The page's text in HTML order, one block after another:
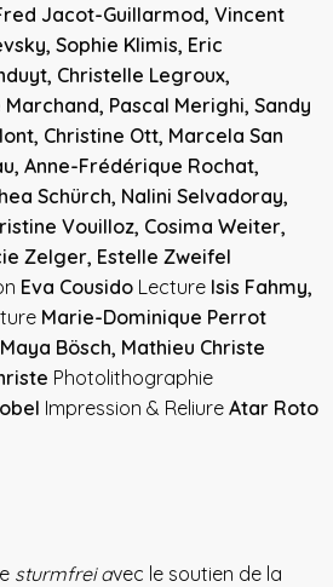
Jacot-Guillarmod, Vincent
Sophie Klimis, Eric
Christelle Legroux,
Pascal Merighi, Sandy
Christine Ott, Marcela San
Anne-Frédérique Rochat,
Schürch, Nalini Selvadoray,
Vouilloz, Cosima Weiter,
Zelger, Estelle Zweifel
Eva Cousido Lecture Isis Fahmy,
Marie-Dominique Perrot
Maya Bösch, Mathieu Christe
Photolithographie
Impression & Reliure Atar Roto
sturmfrei avec le soutien de la